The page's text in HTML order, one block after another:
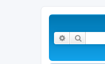
חיפוש